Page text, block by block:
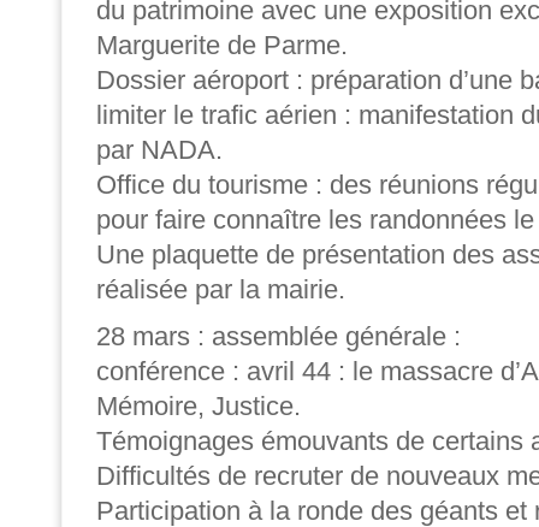
du patrimoine avec une exposition
Marguerite de Parme.
Dossier aéroport : préparation d’une
limiter le trafic aérien : manifestation
par NADA.
Office du tourisme : des réunions
pour faire connaître les randonnées
Une plaquette de présentation des
réalisée par la mairie.
28 mars : assemblée générale :
conférence : avril 44 : le massacre
Mémoire, Justice.
Témoignages émouvants de certains
Difficultés de recruter de nouveaux
Participation à la ronde des géants et